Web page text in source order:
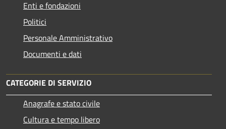
Enti e fondazioni
Politici
Personale Amministrativo
Documenti e dati
CATEGORIE DI SERVIZIO
Anagrafe e stato civile
Cultura e tempo libero